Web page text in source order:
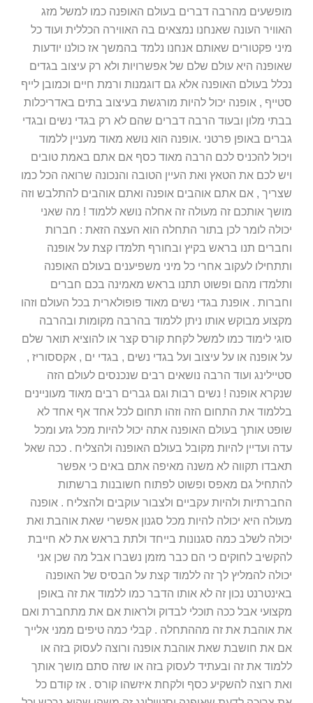
מופשעים מהרבה דברים בעולם האופנה כמו למשל מזג
האוויר העונה שאנחנו נמצאים בה האווירה הכללית ועוד כל
מיני פקטורים שאותם אנחנו נלמד בהמשך אז כולנו יודעות
שאופנה היא עולם שלם של אפשרויות ולא רק עיצוב בגדים
נכלל בעולם האופנה אלא גם דוגמנות ורמת חיים וכמובן לייף
סטייף , אופנה יכול להיות מורגשת בעיצוב בתים באדריכלות
בבתי מלון ובעוד הרבה דברים שהם לא רק בגדי נשים ובגדי
גברים באופן פרטני .אופנה הוא נושא מאוד מעניין ללמוד
ויכול להכניס לכם הרבה מאוד כסף אם אתם באמת טובים
ויש לכם את הטאץ ואת העיין הטובה והנכונה שרואה הכל כמו
שצריך , אם אתם אוהבים אופנה ואתם אוהבים להתלבש וזה
מושך אותכם זה מעולה זה אחלה נושא ללמוד ! מה שאני
יכולה לומר לכן בתור התחלה הוא העצה הזאת : חברות
וחברים תנו בראש בקיץ ובחורף תלמדו קצת על אופנה
ותתחילו לעקוב אחרי כל מיני משפיענים בעולם האופנה
ותלמדו מהם ופשוט תתנו בראש מאמינה בכם חברים
וחברות . אופנת בגדי נשים מאוד פופולארית בכל העולם וזהו
מקצוע מבוקש אותו ניתן ללמוד בהרבה מקומות ובהרבה
סוגי לימוד כמו למשל לקחת קורס קצר או להוציא תואר שלם
על אופנה או על עיצוב ועל בגדי נשים , בגדי ים , אקססוריז ,
סטיילינג ועוד הרבה נושאים רבים שנכנסים לעולם הזה
שנקרא אופנה ! נשים רבות וגם גברים רבים מאוד מעוניינים
בללמוד את התחום הזה וזהו תחום לכל אחד אף אחד לא
שופט אותך בעולם האופנה אתה יכול להיות מכל גזע ומכל
עדה ועדיין להיות מקובל בעולם האופנה ולהצליח . ככה שאל
תאבדו תקווה לא משנה מאיפה אתם באים כי אפשר
להתחיל גם מאפס ופשוט לפתוח חשובנות ברשתות
החברתיות ולהיות עקביים ולצבור עוקבים ולהצליח . אופנה
מעולה היא יכולה להיות מכל סגנון אפשרי שאת אוהבת ואת
יכולה לשלב כמה סגנונות בייחד ולתת בראש את לא חייבת
להקשיב לחוקים כי הם כבר מזמן נשברו אבל מה שכן אני
יכולה להמליץ לך זה ללמוד קצת על הבסיס של האופנה
באינטרנט נכון זה לא אותו הדבר כמו ללמוד את זה באופן
מקצועי אבל ככה תוכלי לבדוק ולראות אם את מתחברת ואם
את אוהבת את זה מההתחלה . קבלי כמה טיפים ממני אלייך
אם את חושבת שאת אוהבת אופנה ורוצה לעסוק בזה או
ללמוד את זה ובעתיד לעסוק בזה או שזה סתם מושך אותך
ואת רוצה להשקיע כסף ולקחת איזשהו קורס . אז קודם כל